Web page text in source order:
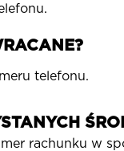
telefonu.
rachunku w